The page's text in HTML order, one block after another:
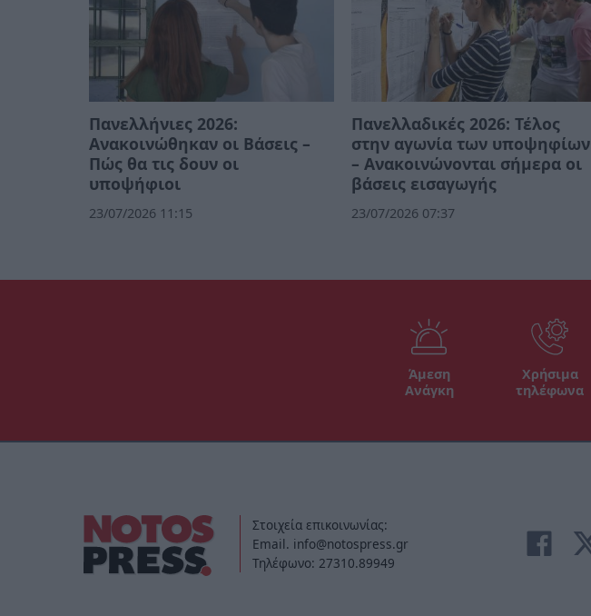
Πανελλήνιες 2026:
Ανακοινώθηκαν οι Βάσεις –
Πώς θα τις δουν οι
υποψήφιοι
23/07/2026 11:15
Πανελλαδικές 2026: Τέλος
στην αγωνία των υποψηφίων
– Ανακοινώνονται σήμερα οι
βάσεις εισαγωγής
23/07/2026 07:37
Άμεση
Ανάγκη
Χρήσιμα
τηλέφωνα
Στοιχεία επικοινωνίας:
Email. info@notospress.gr
Τηλέφωνο: 27310.89949